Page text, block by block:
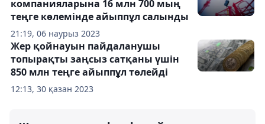
21:19, 06 наурыз 2023
компанияларына 16 млн 700 мың
теңге көлемінде айыппұл салынды
12:13, 30 қазан 2023
Жер қойнауын пайдаланушы
топырақты заңсыз сатқаны үшін
850 млн теңге айыппұл төлейді